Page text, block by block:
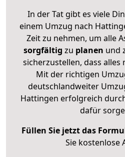
In der Tat gibt es viele
einem Umzug nach
Zeit zu nehmen, um alle
sorgfältig zu planen und
sicherzustellen, dass
Mit der richtigen
deutschlandweiter
Hattingen erfolgreich
dafür
Füllen Sie jetzt das
Sie kostenlose